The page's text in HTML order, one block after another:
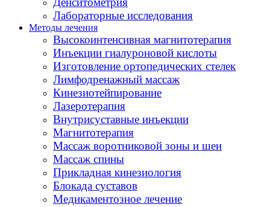
Лабораторные исследования
Методы лечения
Высокоинтенсивная магнитотерапия
Инъекции гиалуроновой кислоты
Изготовление ортопедических стелек
Лимфодренажный массаж
Кинезиотейпирование
Лазеротерапия
Внутрисуставные инъекции
Магнитотерапия
Массаж воротниковой зоны и шеи
Массаж спины
Прикладная кинезиология
Блокада суставов
Медикаментозное лечение